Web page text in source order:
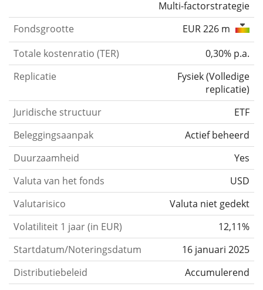
Multi-factorstrategie
Fondsgrootte
EUR 226 m
Totale kostenratio (TER)
0,30% p.a.
Replicatie
Fysiek(Volledige
replicatie)
Juridische structuur
ETF
Beleggingsaanpak
Actief beheerd
Duurzaamheid
Yes
Valuta van het fonds
USD
Valutarisico
Valuta niet gedekt
Volatiliteit 1 jaar (in EUR)
12,11%
Startdatum/Noteringsdatum
16 januari 2025
Distributiebeleid
Accumulerend